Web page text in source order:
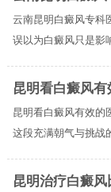
云南昆明白癜风专科
误以为白癜风只是影
昆明看白癜风
昆明看白癜风有效的
这段充满朝气与挑战
昆明治疗白癜